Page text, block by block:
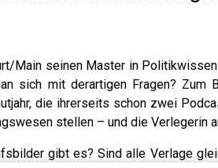
Main seinen Master in
sich mit derartigen Fragen?
die ihrerseits schon zwei
stellen – und die Verlegerin
gibt es? Sind alle Verlage